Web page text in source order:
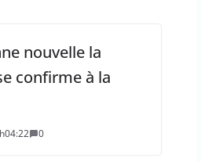
nouvelle la
confirme à la
0